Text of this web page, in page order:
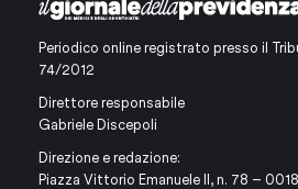
Periodico online registrato presso il
74/2012
Direttore responsabile
Gabriele Discepoli
Direzione e redazione:
Piazza Vittorio Emanuele II, n. 78 –